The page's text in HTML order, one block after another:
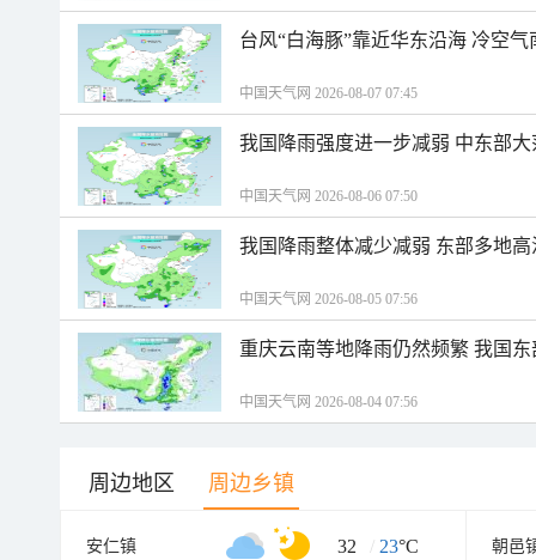
台风“白海豚”靠近华东沿海 冷空
中国天气网 2026-08-07 07:45
我国降雨强度进一步减弱 中东部
中国天气网 2026-08-06 07:50
我国降雨整体减少减弱 东部多地
中国天气网 2026-08-05 07:56
重庆云南等地降雨仍然频繁 我国
中国天气网 2026-08-04 07:56
周边地区 周边乡镇
安仁镇 32 / 23°C 朝邑